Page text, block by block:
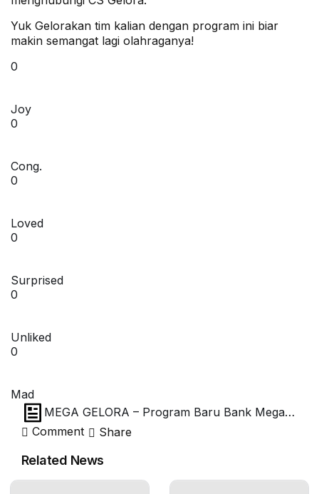
Yuk Gelorakan tim kalian dengan program ini biar
makin semangat lagi olahraganya!
0
Joy
0
Cong.
0
Loved
0
Surprised
0
Unliked
0
Mad
MEGA GELORA – Program Baru Bank Mega &
Gelora.id Buat Para Komunitas Olahraga
Comment Share
Related News